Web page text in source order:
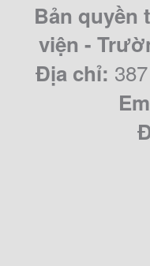
CAO
QUY
Bản quyền
viện -
Địa chỉ: